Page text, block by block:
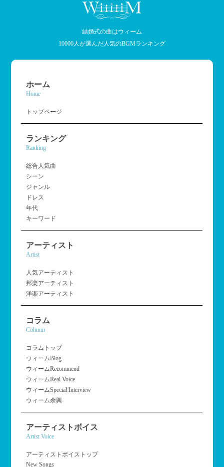
結婚式の曲はウィーム
10000人が選んだ人気のBGMランキング
ホーム
Home
トップページ
ランキング
Ranking
総合人気曲
シーン
ジャンル
ドレス
年代
キーワード
アーティスト
Artist
人気アーティスト
邦楽アーティスト
洋楽アーティスト
コラム
Column
コラムトップ
ウィームBlog
ウィームRecommend
ウィームReal Voice
ウィームSpecial Interview
ウィーム余興
アーティストボイス
Artist Voice
アーティストボイストップ
New Songs